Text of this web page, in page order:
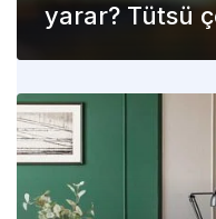
yarar? Tütsü